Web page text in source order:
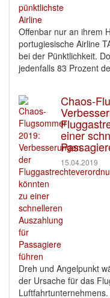
Offenbar nur an ihrem
portugiesische Airline
bei der Pünktlichkeit.
jedenfalls 83 Prozent
Chaos-
einer
15.04.2019
Dreh und Angelpunkt
der Ursache für das
Luftfahrtunternehmens.